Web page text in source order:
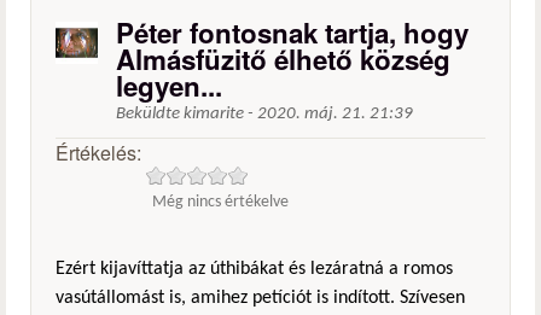
Péter fontosnak tartja, hogy
Almásfüzitő élhető község
legyen...
Beküldte kimarite - 2020. máj. 21. 21:39
Értékelés:
Még nincs értékelve
Ezért kijavíttatja az úthibákat és lezáratná a romos
vasútállomást is, amihez petíciót is indított. Szívesen